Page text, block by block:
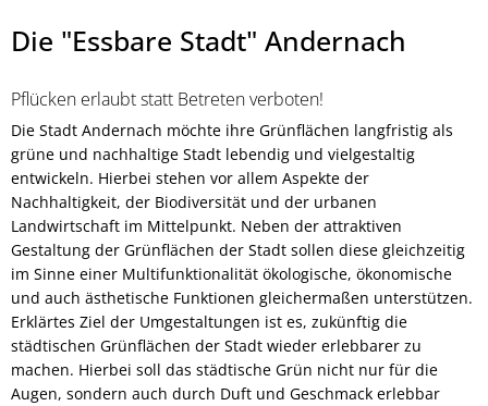
VerkehrsbehinderungenDigitales Rathaus
E-Rechnung
Grünschnitt / Umweltmobil
Krisenmanagement
Leistungen A-Z
Rats- und Bürgerinfosystem
Schaden melden
Bauen
Lärmaktionsplan
Bebauungspläne/
Energieberatung
Kommunale Wärmeplanung
Beigeordnete
Bürgermeister
Datenschutz
Haushalt
Haushaltspläne
Interaktiver Haushaltsplan
Impressum
Leitbild
Gesellschaft und Soziales
Kinder, Jugend und Familie
Medizinische Versorgung
"Smarte" Bahnhofstraße
Sport und Bäder
Freibad
Stadtteile
Essbare
Die "Essbare Stadt" Andernach
Pflücken erlaubt statt Betreten verboten!
Die Stadt Andernach möchte ihre Grünflächen langfristig als
grüne und nachhaltige Stadt lebendig und vielgestaltig
entwickeln. Hierbei stehen vor allem Aspekte der
Nachhaltigkeit, der Biodiversität und der urbanen
Landwirtschaft im Mittelpunkt. Neben der attraktiven
Gestaltung der Grünflächen der Stadt sollen diese gleichzeitig
im Sinne einer Multifunktionalität ökologische, ökonomische
und auch ästhetische Funktionen gleichermaßen unterstützen.
Erklärtes Ziel der Umgestaltungen ist es, zukünftig die
städtischen Grünflächen der Stadt wieder erlebbarer zu
machen. Hierbei soll das städtische Grün nicht nur für die
Augen, sondern auch durch Duft und Geschmack erlebbar